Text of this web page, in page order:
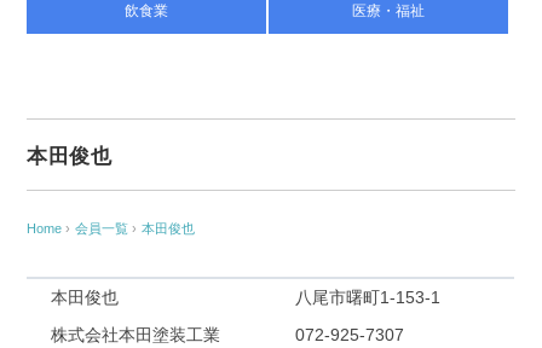
飲食業 医療・福祉
本田俊也
Home › 会員一覧 › 本田俊也
本田俊也
八尾市曙町1‐153‐1
株式会社本田塗装工業
072-925-7307